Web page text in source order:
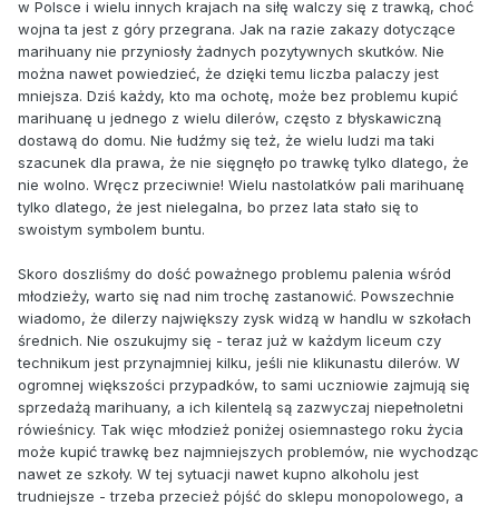
w Polsce i wielu innych krajach na siłę walczy się z trawką, choć
wojna ta jest z góry przegrana. Jak na razie zakazy dotyczące
marihuany nie przyniosły żadnych pozytywnych skutków. Nie
można nawet powiedzieć, że dzięki temu liczba palaczy jest
mniejsza. Dziś każdy, kto ma ochotę, może bez problemu kupić
marihuanę u jednego z wielu dilerów, często z błyskawiczną
dostawą do domu. Nie łudźmy się też, że wielu ludzi ma taki
szacunek dla prawa, że nie sięgnęło po trawkę tylko dlatego, że
nie wolno. Wręcz przeciwnie! Wielu nastolatków pali marihuanę
tylko dlatego, że jest nielegalna, bo przez lata stało się to
swoistym symbolem buntu.
Skoro doszliśmy do dość poważnego problemu palenia wśród
młodzieży, warto się nad nim trochę zastanowić. Powszechnie
wiadomo, że dilerzy największy zysk widzą w handlu w szkołach
średnich. Nie oszukujmy się - teraz już w każdym liceum czy
technikum jest przynajmniej kilku, jeśli nie klikunastu dilerów. W
ogromnej większości przypadków, to sami uczniowie zajmują się
sprzedażą marihuany, a ich kilentelą są zazwyczaj niepełnoletni
rówieśnicy. Tak więc młodzież poniżej osiemnastego roku życia
może kupić trawkę bez najmniejszych problemów, nie wychodząc
nawet ze szkoły. W tej sytuacji nawet kupno alkoholu jest
trudniejsze - trzeba przecież pójść do sklepu monopolowego, a